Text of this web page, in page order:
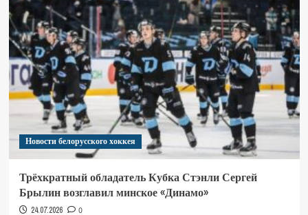
Новости белорусского хоккея
Трёхкратный обладатель Кубка Стэнли Сергей
Брылин возглавил минское «Динамо»
24.07.2026 0